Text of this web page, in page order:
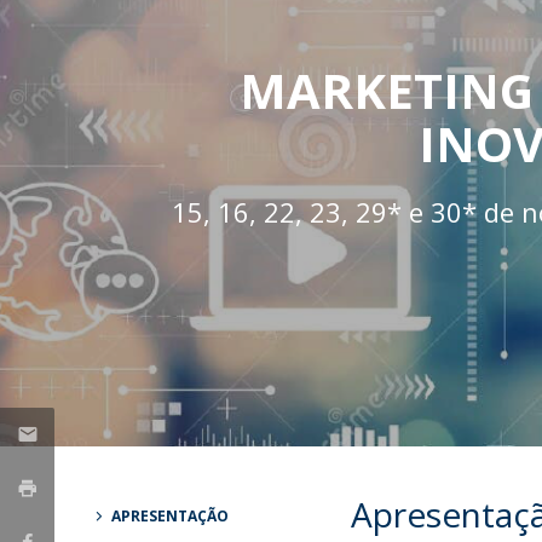
Parcerias Estratégicas
O que dizem sobre a ESB
Clube de Inovação e Conhecimento
MARKETING
15, 16, 22, 23, 29* e 30* de
APRESENTAÇÃO